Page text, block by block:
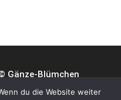
Gänze-Blümchen
du die Website weiter